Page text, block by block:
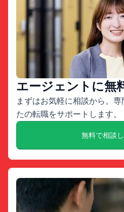
エージェントに無
まずはお気軽に相談から。
たの転職をサポートします。
無料で相談